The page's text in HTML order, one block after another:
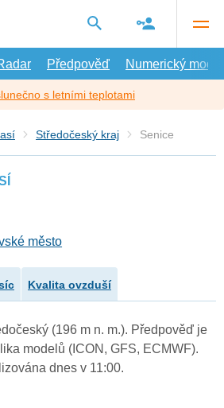
Předpověď Numerický model
s letními teplotami
Středočeský kraj Senice
město
Kvalita ovzduší
(196 m n. m.). Předpověď je
modelů (ICON, GFS, ECMWF).
dnes v 11:00.